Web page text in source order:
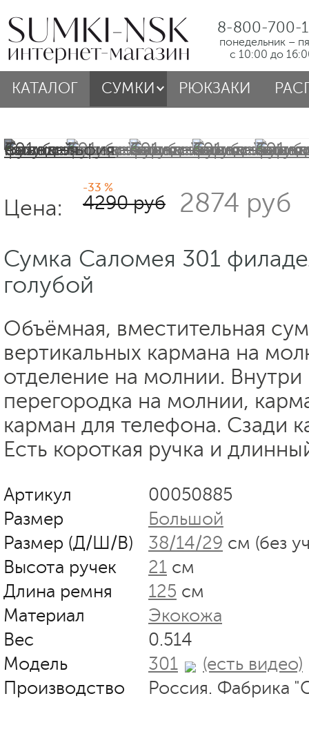
8-800-700-
понедельник –
с 10:00 до
КАТАЛОГ СУМКИ РЮКЗАКИ
Цена:
-33 %
4290 руб 2874 руб
Сумка Саломея 301
голубой
Объёмная, вместительная
вертикальных кармана на
отделение на молнии.
перегородка на молнии,
карман для телефона. Сзади
Есть короткая ручка и
Артикул
00050885
Размер
Большой
Размер (Д/Ш/В)
38/14/29 см (без
Высота ручек
21 см
Длина ремня
125 см
Материал
Экокожа
Вес
0.514
Модель
301
(есть видео)
Производство
Россия. Фабрика